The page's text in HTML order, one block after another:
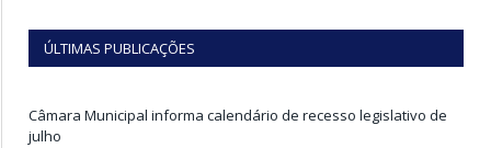
ÚLTIMAS PUBLICAÇÕES
Câmara Municipal informa calendário de recesso legislativo de
julho